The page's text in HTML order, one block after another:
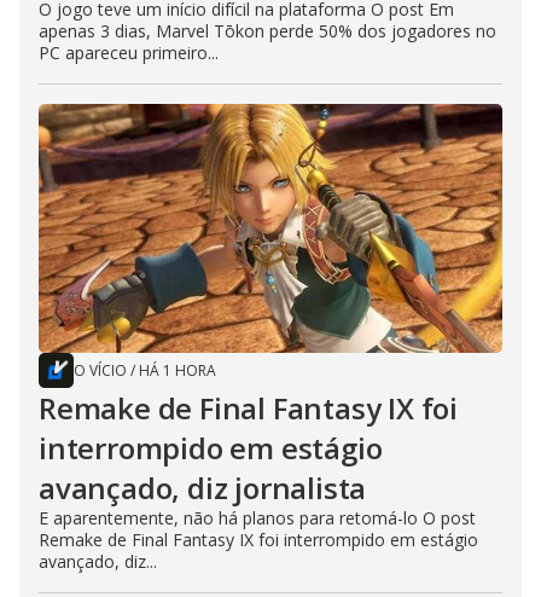
O jogo teve um início difícil na plataforma O post Em
apenas 3 dias, Marvel Tōkon perde 50% dos jogadores no
PC apareceu primeiro...
O VÍCIO / HÁ 1 HORA
Remake de Final Fantasy IX foi
interrompido em estágio
avançado, diz jornalista
E aparentemente, não há planos para retomá-lo O post
Remake de Final Fantasy IX foi interrompido em estágio
avançado, diz...